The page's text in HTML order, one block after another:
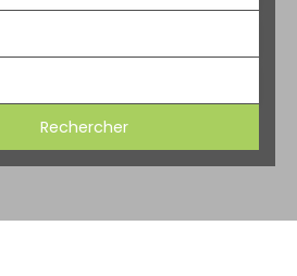
Rechercher